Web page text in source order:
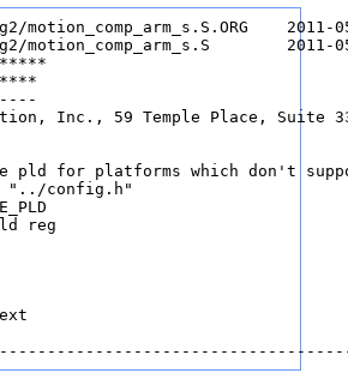
motion_comp_arm_s.S.ORG    2011-
motion_comp_arm_s.S        2011-
Inc., 59 Temple Place, Suite
pld for platforms which don't
"../config.h"
reg